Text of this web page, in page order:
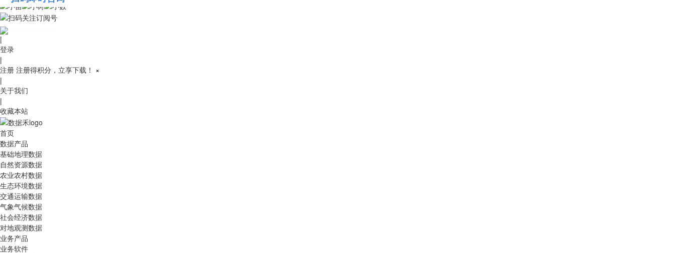
010-53689091
|
登录
|
注册 注册得积分，立享下载！ ×
|
关于我们
|
收藏本站
首页
数据产品
基础地理数据
自然资源数据
农业农村数据
生态环境数据
交通运输数据
气象气候数据
社会经济数据
对地观测数据
业务产品
业务软件